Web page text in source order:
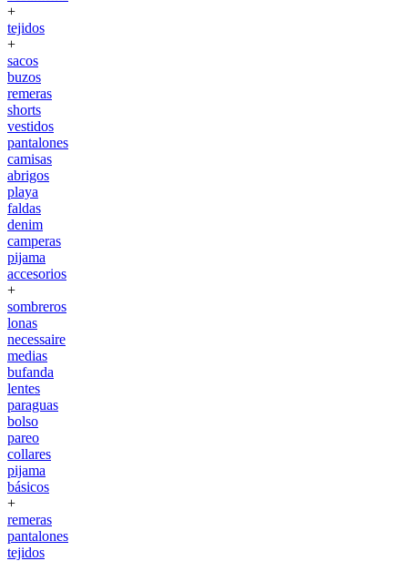
+
tejidos
+
sacos
buzos
remeras
shorts
vestidos
pantalones
camisas
abrigos
playa
faldas
denim
camperas
pijama
accesorios
+
sombreros
lonas
necessaire
medias
bufanda
lentes
paraguas
bolso
pareo
collares
pijama
básicos
+
remeras
pantalones
tejidos